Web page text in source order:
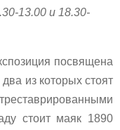
13.00 и 18.30-
посвящена
из которых стоят
стоит маяк 1890